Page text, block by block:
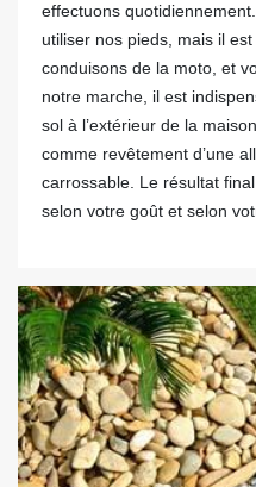
effectuons
utiliser nos pieds, mais il
conduisons de la moto, et
notre marche, il est
sol à l’extérieur de la
comme revêtement d’une
carrossable. Le résultat
selon votre goût et selon